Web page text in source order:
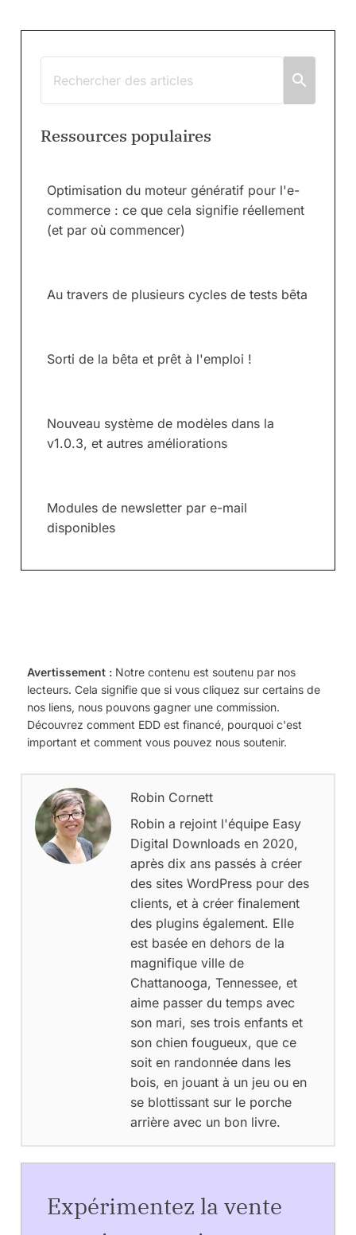
Ressources populaires
Optimisation du moteur génératif pour l'e-
commerce : ce que cela signifie réellement
(et par où commencer)
Au travers de plusieurs cycles de tests bêta
Sorti de la bêta et prêt à l'emploi !
Nouveau système de modèles dans la
v1.0.3, et autres améliorations
Modules de newsletter par e-mail
disponibles
Avertissement : Notre contenu est soutenu par nos
lecteurs. Cela signifie que si vous cliquez sur certains de
nos liens, nous pouvons gagner une commission.
Découvrez comment EDD est financé, pourquoi c'est
important et comment vous pouvez nous soutenir.
Robin Cornett
Robin a rejoint l'équipe Easy
Digital Downloads en 2020,
après dix ans passés à créer
des sites WordPress pour des
clients, et à créer finalement
des plugins également. Elle
est basée en dehors de la
magnifique ville de
Chattanooga, Tennessee, et
aime passer du temps avec
son mari, ses trois enfants et
son chien fougueux, que ce
soit en randonnée dans les
bois, en jouant à un jeu ou en
se blottissant sur le porche
arrière avec un bon livre.
Expérimentez la vente